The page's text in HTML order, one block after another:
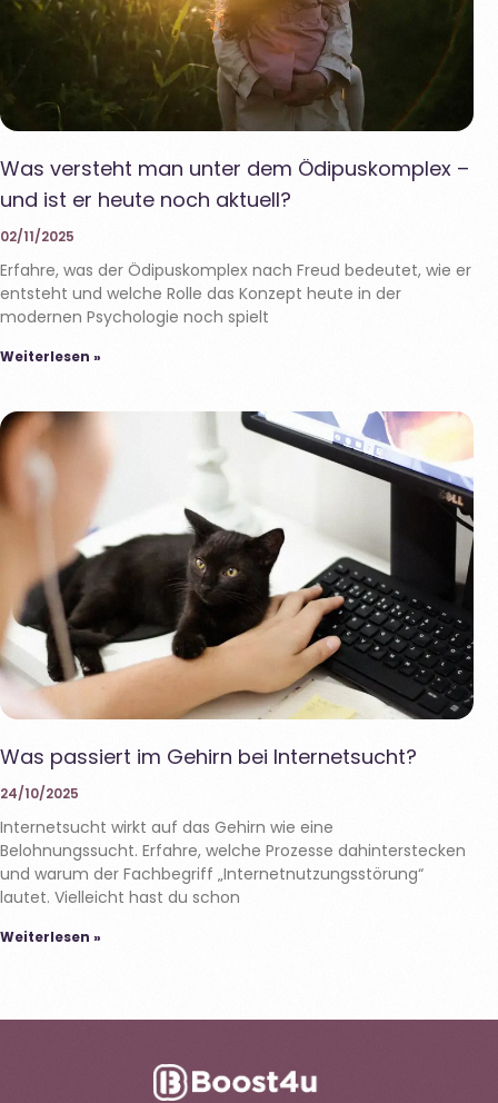
Was versteht man unter dem Ödipuskomplex –
und ist er heute noch aktuell?
02/11/2025
Erfahre, was der Ödipuskomplex nach Freud bedeutet, wie er
entsteht und welche Rolle das Konzept heute in der
modernen Psychologie noch spielt
Weiterlesen »
Was passiert im Gehirn bei Internetsucht?
24/10/2025
Internetsucht wirkt auf das Gehirn wie eine
Belohnungssucht. Erfahre, welche Prozesse dahinterstecken
und warum der Fachbegriff „Internetnutzungsstörung“
lautet. Vielleicht hast du schon
Weiterlesen »